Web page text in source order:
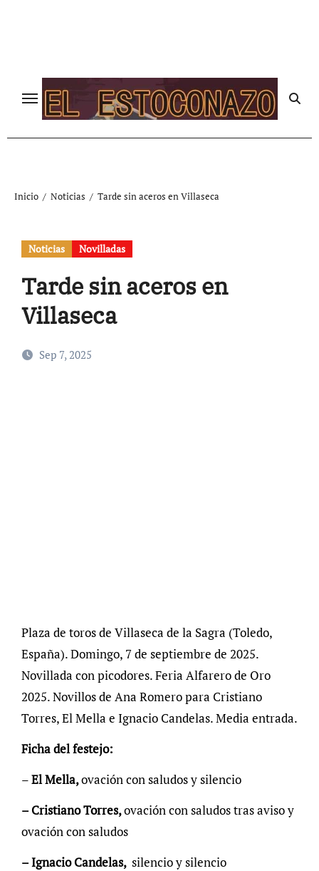
Inicio Noticias Tarde sin aceros en Villaseca
Noticias Novilladas
Tarde sin aceros en
Villaseca
Sep 7, 2025
Plaza de toros de Villaseca de la Sagra (Toledo,
España). Domingo, 7 de septiembre de 2025.
Novillada con picodores. Feria Alfarero de Oro
2025. Novillos de Ana Romero para Cristiano
Torres, El Mella e Ignacio Candelas. Media entrada.
Ficha del festejo:
–El Mella,ovación con saludos y silencio
– Cristiano Torres,ovación con saludos tras aviso y
ovación con saludos
– Ignacio Candelas, silencio y silencio